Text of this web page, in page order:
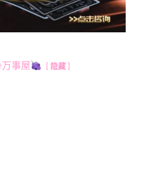
万事屋 隐藏